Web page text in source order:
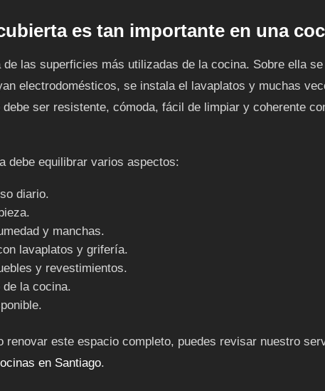
es tan importante en una
de las superficies más utilizadas de la cocina. Sobre ella
electrodomésticos, se instala el lavaplatos y muchas
ser resistente, cómoda, fácil de limpiar y coherente
debe equilibrar varios aspectos:
diario.
y manchas.
lavaplatos y grifería.
y revestimientos.
la cocina.
renovar este espacio completo, puedes revisar nuestro
en Santiago.